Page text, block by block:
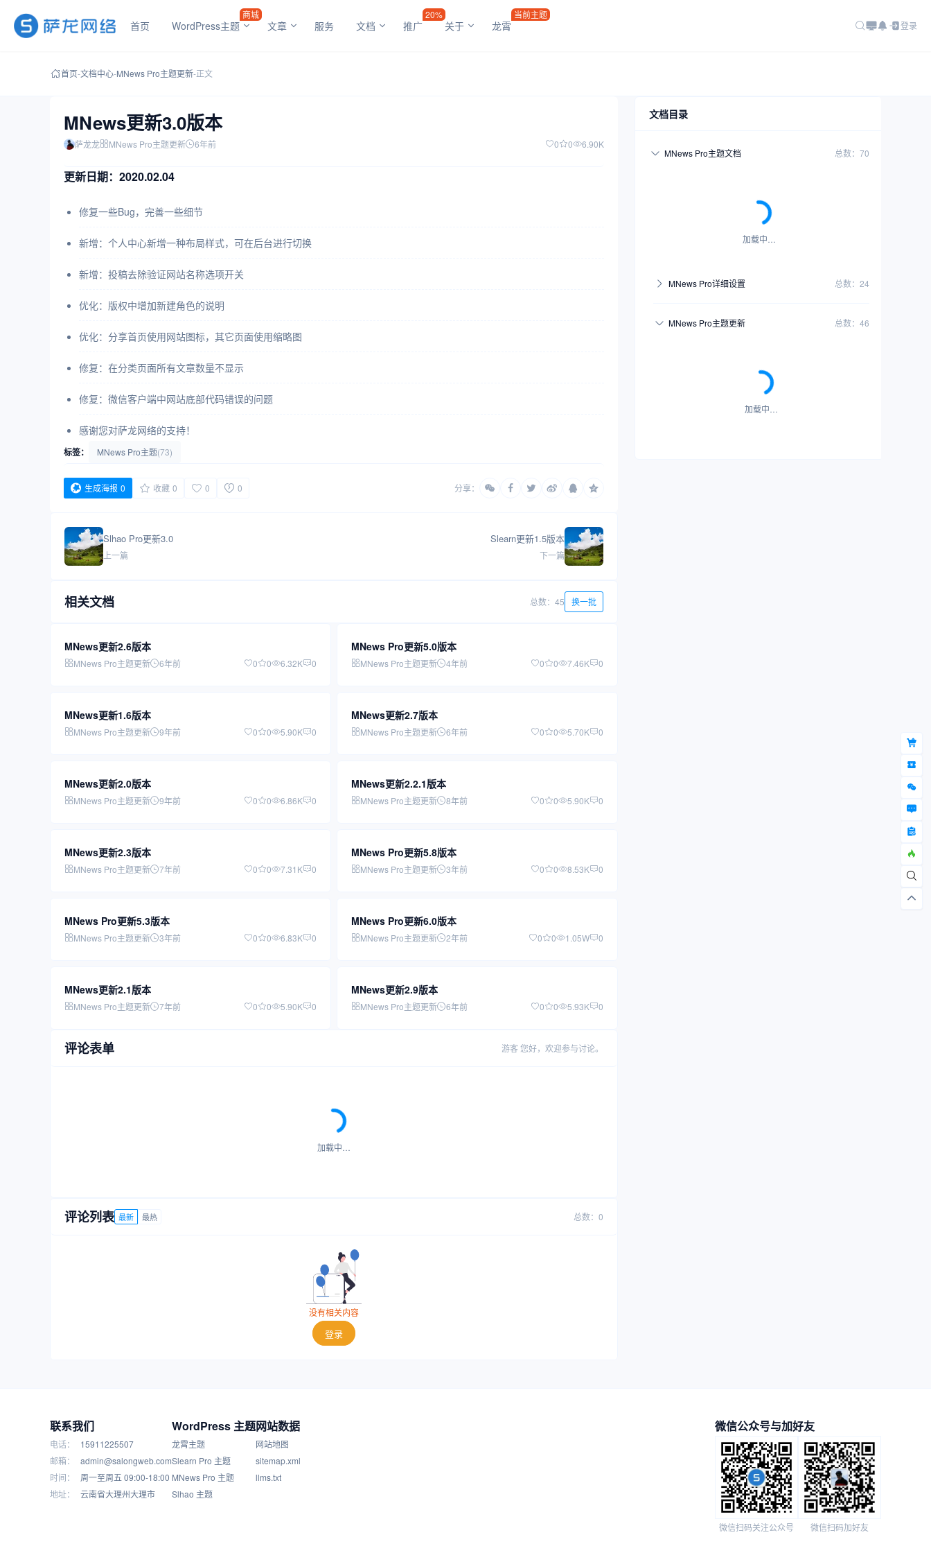
首页 WordPress主题
商城
文章 服务 文档 推广
20%
关于 龙霄
当前主题
登录
首页-文档中心-MNews Pro主题更新-正文
MNews更新3.0版本
萨龙龙 MNews Pro主题更新 6年前 0 0 6.90K
更新日期：2020.02.04
修复一些Bug，完善一些细节
新增：个人中心新增一种布局样式，可在后台进行切换
新增：投稿去除验证网站名称选项开关
优化：版权中增加新建角色的说明
优化：分享首页使用网站图标，其它页面使用缩略图
修复：在分类页面所有文章数量不显示
修复：微信客户端中网站底部代码错误的问题
感谢您对萨龙网络的支持！
标签： MNews Pro主题(73)
生成海报 0 收藏 0 0 0 分享：
Slhao Pro更新3.0
上一篇
Slearn更新1.5版本
下一篇
相关文档 总数：45 换一批
MNews更新2.6版本
MNews Pro主题更新 6年前 0 0 6.32K 0
MNews Pro更新5.0版本
MNews Pro主题更新 4年前 0 0 7.46K 0
MNews更新1.6版本
MNews Pro主题更新 9年前 0 0 5.90K 0
MNews更新2.7版本
MNews Pro主题更新 6年前 0 0 5.70K 0
MNews更新2.0版本
MNews Pro主题更新 9年前 0 0 6.86K 0
MNews更新2.2.1版本
MNews Pro主题更新 8年前 0 0 5.90K 0
MNews更新2.3版本
MNews Pro主题更新 7年前 0 0 7.31K 0
MNews Pro更新5.8版本
MNews Pro主题更新 3年前 0 0 8.53K 0
MNews Pro更新5.3版本
MNews Pro主题更新 3年前 0 0 6.83K 0
MNews Pro更新6.0版本
MNews Pro主题更新 2年前 0 0 1.05W 0
MNews更新2.1版本
MNews Pro主题更新 7年前 0 0 5.90K 0
MNews更新2.9版本
MNews Pro主题更新 6年前 0 0 5.93K 0
评论表单 游客 您好，欢迎参与讨论。
加载中…
评论列表 最新 最热 总数：0
没有相关内容
登录
文档目录
MNews Pro主题文档 总数：70
加载中…
MNews Pro详细设置 总数：24
MNews Pro主题更新 总数：46
加载中…
联系我们
电话：
15911225507
邮箱：
admin@salongweb.com
时间：
周一至周五 09:00-18:00
地址：
云南省大理州大理市
WordPress 主题
龙霄主题
Slearn Pro 主题
MNews Pro 主题
Slhao 主题
网站数据
网站地图
sitemap.xml
llms.txt
微信公众号与加好友
微信扫码关注公众号 微信扫码加好友